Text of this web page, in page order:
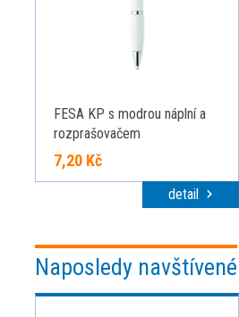
FESA KP s modrou náplní a
rozprašovačem
7,20 Kč
detail
Naposledy navštívené